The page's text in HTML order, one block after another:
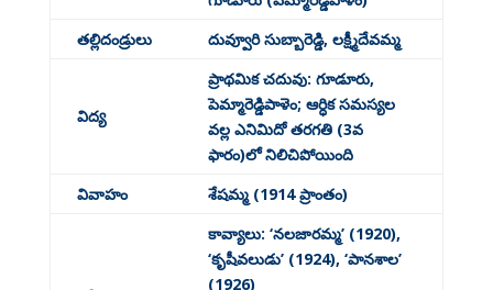
తల్లిదండ్రులు
దువ్వూరి సుబ్బారెడ్డి, లక్ష్మీదేవమ్మ
విద్య
ప్రాథమిక చదువు: గూడూరు,
పెమ్మారెడ్డిపాళెం; ఆర్ధిక సమస్యల
వల్ల ఎనిమిదో తరగతి (3వ
ఫారం)లో నిలిచిపోయింది
వివాహం
శేషమ్మ (1914 ప్రాంతం)
కావ్యాలు: ‘నలజారమ్మ’ (1920),
‘కృషీవలుడు’ (1924), ‘పానశాల’
(1926)